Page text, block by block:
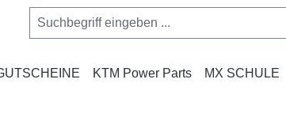
KTM Power Parts MX SCHULE